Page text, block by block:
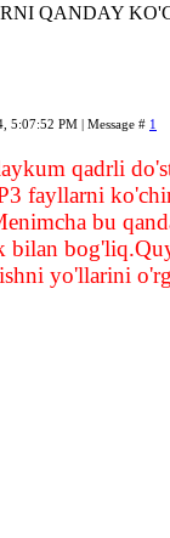
QANDAY
5:07:52 PM | Message # 1
qadrli
fayllarni
bu
bilan
yo'llarini